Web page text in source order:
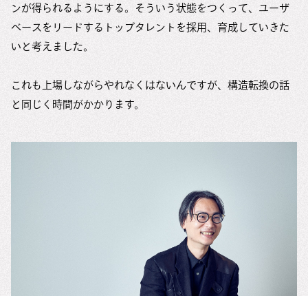
ンが得られるようにする。そういう状態をつくって、ユーザ
ベースをリードするトップタレントを採用、育成していきた
いと考えました。
これも上場しながらやれなくはないんですが、構造転換の話
と同じく時間がかかります。